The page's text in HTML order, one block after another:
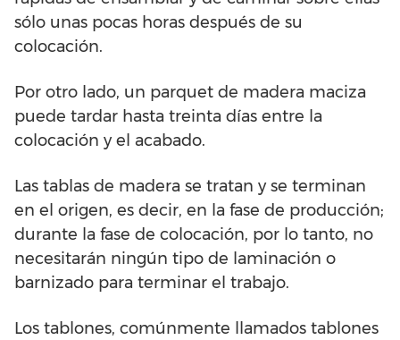
sólo unas pocas horas después de su
colocación.
Por otro lado, un parquet de madera maciza
puede tardar hasta treinta días entre la
colocación y el acabado.
Las tablas de madera se tratan y se terminan
en el origen, es decir, en la fase de producción;
durante la fase de colocación, por lo tanto, no
necesitarán ningún tipo de laminación o
barnizado para terminar el trabajo.
Los tablones, comúnmente llamados tablones